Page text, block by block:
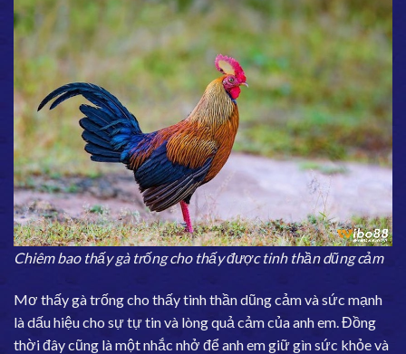
Chiêm bao thấy gà trống cho thấy được tinh thần dũng cảm
Mơ thấy gà trống cho thấy tinh thần dũng cảm và sức mạnh
là dấu hiệu cho sự tự tin và lòng quả cảm của anh em. Đồng
thời đây cũng là một nhắc nhở để anh em giữ gìn sức khỏe và